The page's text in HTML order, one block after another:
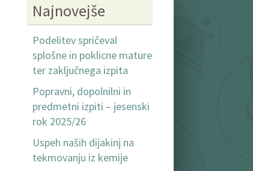
Najnovejše
Podelitev spričeval
splošne in poklicne mature
ter zaključnega izpita
Popravni, dopolnilni in
predmetni izpiti – jesenski
rok 2025/26
Uspeh naših dijakinj na
tekmovanju iz kemije